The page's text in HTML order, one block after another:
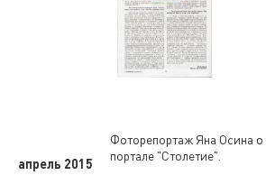
апрель 2015
Фоторепортаж Яна Осина о
портале "Столетие".